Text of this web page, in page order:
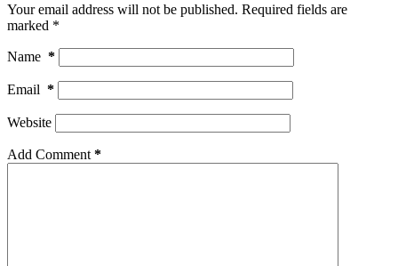
Your email address will not be published. Required fields are
marked *
Name *
Email *
Website
Add Comment *